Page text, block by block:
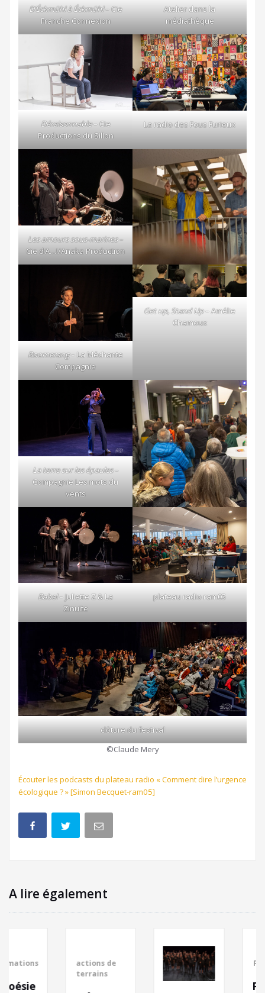
D’Éckmühl à Éckmühl– Cie
Franche Connexion
Atelier dans la
médiathèque
Déraisonnable– Cie
Productions du Sillon
La radio des Fous Furieux
Les amours sous-marines–
Cie d’A…!/Anaka Production
Boomerang– La Méchante
Compagnie
Get up, Stand Up– Amélie
Chamoux
La terre sur les épaules–
Compagnie Les mots du
vents
Babel– Juliette Z & La
Zinuite
plateau radio ram05
clôture du festival
©Claude Mery
Écouter les podcasts du plateau radio « Comment dire l’urgence
écologique ? »[Simon Becquet-ram05]
A lire également
actions de
Parabola
Parabola